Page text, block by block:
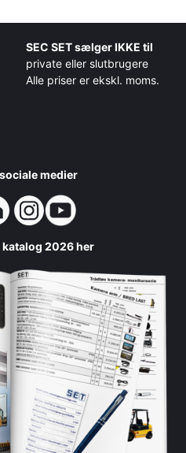
SEC SET sælger IKKE til
private eller slutbrugere
Alle priser er ekskl. moms.
medier
katalog 2026 her